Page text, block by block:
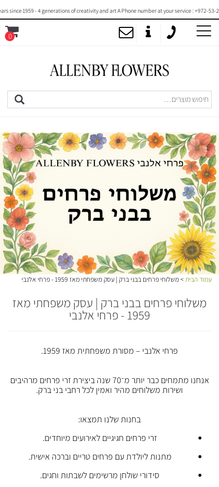
1959 - 4 generations of creativity and art A Phone number at your service : +972-53-2000-720
0
עמוד הבית> משלוחי פרחים בבני ברק | עסק משפחתי מאז 1959 - פרחי אלנבי
משלוחי פרחים בבני ברק | עסק משפחתי מאז
1959 - פרחי אלנבי
פרחי אלנבי – מסורת משפחתית מאז 1959.
אנחנו מתמחים כבר יותר מ־70 שנה ביצירת זרי פרחים מרהיבים
ושירות משלוחים מהיר ואמין לכל רחבי בני ברק.
בחנות שלנו תמצאו:
זרי פרחים חגיגיים לאירועים מיוחדים.
מתנות ליולדת עם פרחים טריים וברכה אישית.
סידורי שולחן מרשימים לשבתות וחגים.